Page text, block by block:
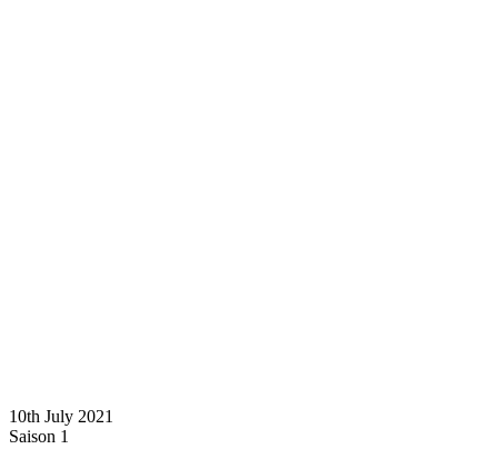
10th July 2021
Saison 1